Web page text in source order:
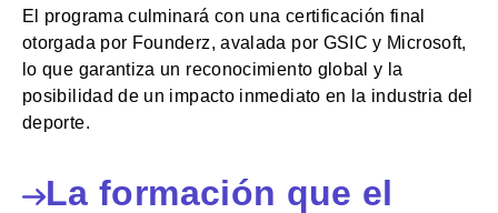
El programa culminará con una certificación final
otorgada por Founderz, avalada por GSIC y Microsoft,
lo que garantiza un reconocimiento global y la
posibilidad de un impacto inmediato en la industria del
deporte.
La formación que el